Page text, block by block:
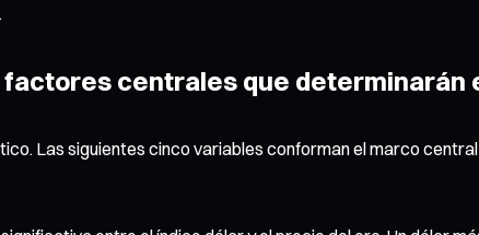
centrales que determinarán
Las siguientes cinco variables conforman el marco